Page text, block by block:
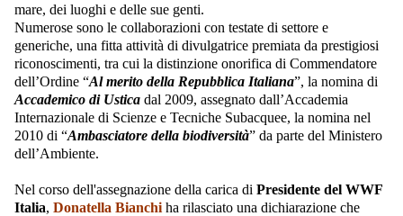
mare, dei luoghi e delle sue genti.
Numerose sono le collaborazioni con testate di settore e
generiche, una fitta attività di divulgatrice premiata da prestigiosi
riconoscimenti, tra cui la distinzione onorifica di Commendatore
dell’Ordine “Al merito della Repubblica Italiana”, la nomina di
Accademico di Ustica dal 2009, assegnato dall’Accademia
Internazionale di Scienze e Tecniche Subacquee, la nomina nel
2010 di “Ambasciatore della biodiversità” da parte del Ministero
dell’Ambiente.
Nel corso dell'assegnazione della carica di Presidente del WWF
Italia, Donatella Bianchi ha rilasciato una dichiarazione che